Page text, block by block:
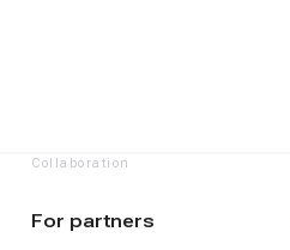
Collaboration
For partners